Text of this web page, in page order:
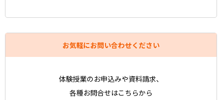
お気軽にお問い合わせください
体験授業のお申込みや資料請求、
各種お問合せはこちらから